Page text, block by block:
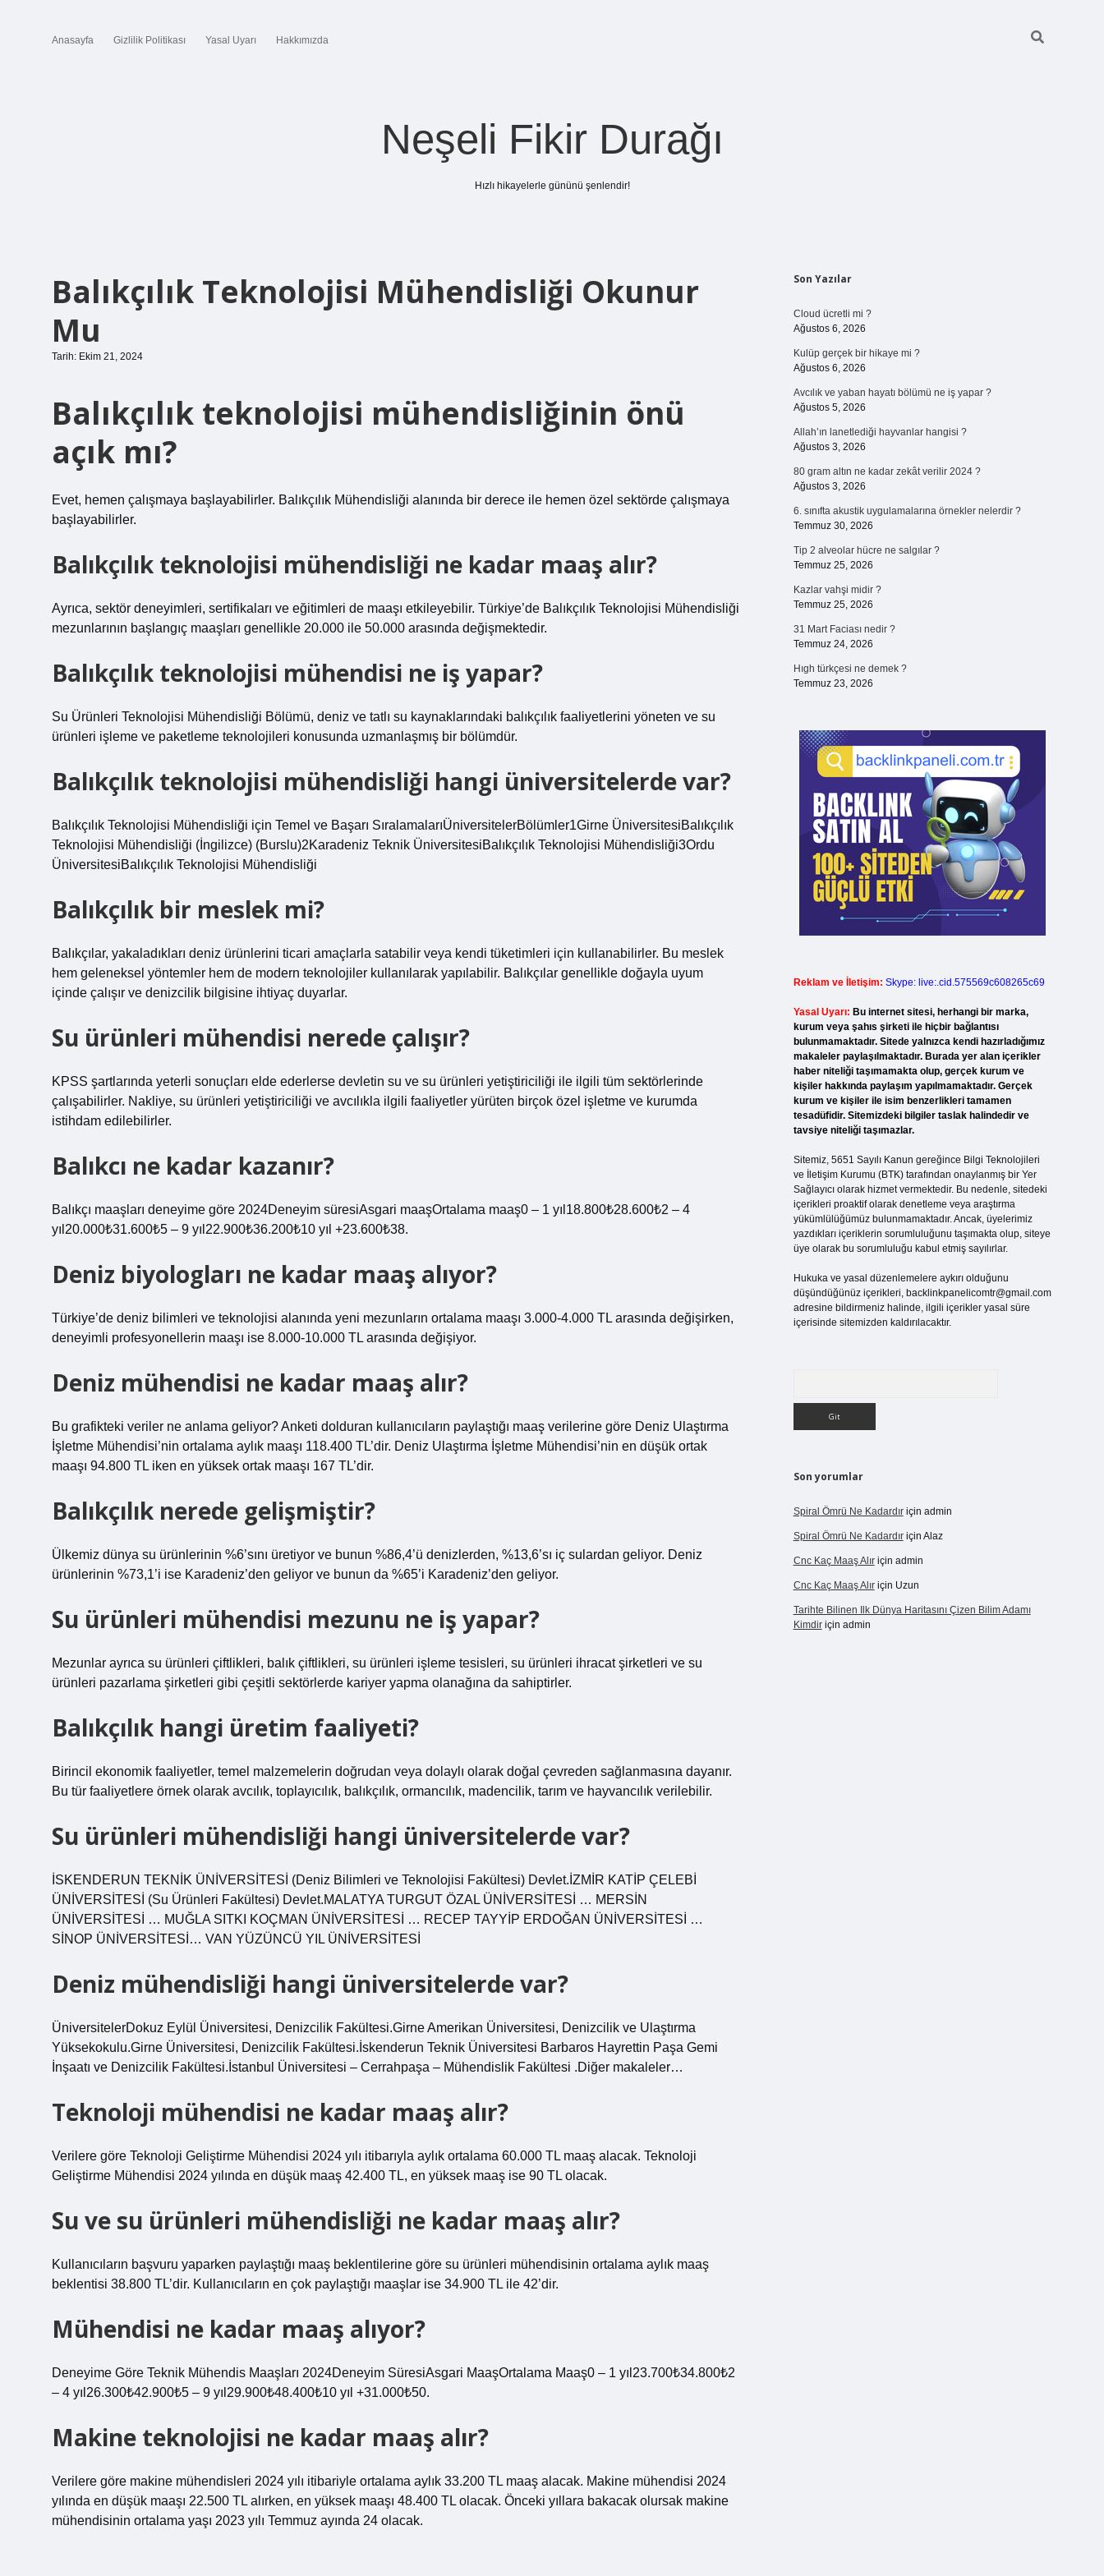
Anasayfa Gizlilik Politikası Yasal Uyarı Hakkımızda
Neşeli Fikir Durağı
Hızlı hikayelerle gününü şenlendir!
Balıkçılık Teknolojisi Mühendisliği Okunur
Mu
Tarih: Ekim 21, 2024
Balıkçılık teknolojisi mühendisliğinin önü
açık mı?
Evet, hemen çalışmaya başlayabilirler. Balıkçılık Mühendisliği alanında bir derece ile hemen özel sektörde çalışmaya
başlayabilirler.
Balıkçılık teknolojisi mühendisliği ne kadar maaş alır?
Ayrıca, sektör deneyimleri, sertifikaları ve eğitimleri de maaşı etkileyebilir. Türkiye’de Balıkçılık Teknolojisi Mühendisliği
mezunlarının başlangıç ​​maaşları genellikle 20.000 ile 50.000 arasında değişmektedir.
Balıkçılık teknolojisi mühendisi ne iş yapar?
Su Ürünleri Teknolojisi Mühendisliği Bölümü, deniz ve tatlı su kaynaklarındaki balıkçılık faaliyetlerini yöneten ve su
ürünleri işleme ve paketleme teknolojileri konusunda uzmanlaşmış bir bölümdür.
Balıkçılık teknolojisi mühendisliği hangi üniversitelerde var?
Balıkçılık Teknolojisi Mühendisliği için Temel ve Başarı SıralamalarıÜniversitelerBölümler1Girne ÜniversitesiBalıkçılık
Teknolojisi Mühendisliği (İngilizce) (Burslu)2Karadeniz Teknik ÜniversitesiBalıkçılık Teknolojisi Mühendisliği3Ordu
ÜniversitesiBalıkçılık Teknolojisi Mühendisliği
Balıkçılık bir meslek mi?
Balıkçılar, yakaladıkları deniz ürünlerini ticari amaçlarla satabilir veya kendi tüketimleri için kullanabilirler. Bu meslek
hem geleneksel yöntemler hem de modern teknolojiler kullanılarak yapılabilir. Balıkçılar genellikle doğayla uyum
içinde çalışır ve denizcilik bilgisine ihtiyaç duyarlar.
Su ürünleri mühendisi nerede çalışır?
KPSS şartlarında yeterli sonuçları elde ederlerse devletin su ve su ürünleri yetiştiriciliği ile ilgili tüm sektörlerinde
çalışabilirler. Nakliye, su ürünleri yetiştiriciliği ve avcılıkla ilgili faaliyetler yürüten birçok özel işletme ve kurumda
istihdam edilebilirler.
Balıkcı ne kadar kazanır?
Balıkçı maaşları deneyime göre 2024Deneyim süresiAsgari maaşOrtalama maaş0 – 1 yıl18.800₺28.600₺2 – 4
yıl20.000₺31.600₺5 – 9 yıl22.900₺36.200₺10 yıl +23.600₺38.
Deniz biyologları ne kadar maaş alıyor?
Türkiye’de deniz bilimleri ve teknolojisi alanında yeni mezunların ortalama maaşı 3.000-4.000 TL arasında değişirken,
deneyimli profesyonellerin maaşı ise 8.000-10.000 TL arasında değişiyor.
Deniz mühendisi ne kadar maaş alır?
Bu grafikteki veriler ne anlama geliyor? Anketi dolduran kullanıcıların paylaştığı maaş verilerine göre Deniz Ulaştırma
İşletme Mühendisi’nin ortalama aylık maaşı 118.400 TL’dir. Deniz Ulaştırma İşletme Mühendisi’nin en düşük ortak
maaşı 94.800 TL iken en yüksek ortak maaşı 167 TL’dir.
Balıkçılık nerede gelişmiştir?
Ülkemiz dünya su ürünlerinin %6’sını üretiyor ve bunun %86,4’ü denizlerden, %13,6’sı iç sulardan geliyor. Deniz
ürünlerinin %73,1’i ise Karadeniz’den geliyor ve bunun da %65’i Karadeniz’den geliyor.
Su ürünleri mühendisi mezunu ne iş yapar?
Mezunlar ayrıca su ürünleri çiftlikleri, balık çiftlikleri, su ürünleri işleme tesisleri, su ürünleri ihracat şirketleri ve su
ürünleri pazarlama şirketleri gibi çeşitli sektörlerde kariyer yapma olanağına da sahiptirler.
Balıkçılık hangi üretim faaliyeti?
Birincil ekonomik faaliyetler, temel malzemelerin doğrudan veya dolaylı olarak doğal çevreden sağlanmasına dayanır.
Bu tür faaliyetlere örnek olarak avcılık, toplayıcılık, balıkçılık, ormancılık, madencilik, tarım ve hayvancılık verilebilir.
Su ürünleri mühendisliği hangi üniversitelerde var?
İSKENDERUN TEKNİK ÜNİVERSİTESİ (Deniz Bilimleri ve Teknolojisi Fakültesi) Devlet.İZMİR KATİP ÇELEBİ
ÜNİVERSİTESİ (Su Ürünleri Fakültesi) Devlet.MALATYA TURGUT ÖZAL ÜNİVERSİTESİ … MERSİN
ÜNİVERSİTESİ … MUĞLA SITKI KOÇMAN ÜNİVERSİTESİ … RECEP TAYYİP ERDOĞAN ÜNİVERSİTESİ …
SİNOP ÜNİVERSİTESİ… VAN YÜZÜNCÜ YIL ÜNİVERSİTESİ
Deniz mühendisliği hangi üniversitelerde var?
ÜniversitelerDokuz Eylül Üniversitesi, Denizcilik Fakültesi.Girne Amerikan Üniversitesi, Denizcilik ve Ulaştırma
Yüksekokulu.Girne Üniversitesi, Denizcilik Fakültesi.İskenderun Teknik Üniversitesi Barbaros Hayrettin Paşa Gemi
İnşaatı ve Denizcilik Fakültesi.İstanbul Üniversitesi – Cerrahpaşa – Mühendislik Fakültesi .Diğer makaleler…
Teknoloji mühendisi ne kadar maaş alır?
Verilere göre Teknoloji Geliştirme Mühendisi 2024 yılı itibarıyla aylık ortalama 60.000 TL maaş alacak. Teknoloji
Geliştirme Mühendisi 2024 yılında en düşük maaş 42.400 TL, en yüksek maaş ise 90 TL olacak.
Su ve su ürünleri mühendisliği ne kadar maaş alır?
Kullanıcıların başvuru yaparken paylaştığı maaş beklentilerine göre su ürünleri mühendisinin ortalama aylık maaş
beklentisi 38.800 TL’dir. Kullanıcıların en çok paylaştığı maaşlar ise 34.900 TL ile 42’dir.
Mühendisi ne kadar maaş alıyor?
Deneyime Göre Teknik Mühendis Maaşları 2024Deneyim SüresiAsgari MaaşOrtalama Maaş0 – 1 yıl23.700₺34.800₺2
– 4 yıl26.300₺42.900₺5 – 9 yıl29.900₺48.400₺10 yıl +31.000₺50.
Makine teknolojisi ne kadar maaş alır?
Verilere göre makine mühendisleri 2024 yılı itibariyle ortalama aylık 33.200 TL maaş alacak. Makine mühendisi 2024
yılında en düşük maaşı 22.500 TL alırken, en yüksek maaşı 48.400 TL olacak. Önceki yıllara bakacak olursak makine
mühendisinin ortalama yaşı 2023 yılı Temmuz ayında 24 olacak.
Sidebar
Son Yazılar
Cloud ücretli mi ?
Ağustos 6, 2026
Kulüp gerçek bir hikaye mi ?
Ağustos 6, 2026
Avcılık ve yaban hayatı bölümü ne iş yapar ?
Ağustos 5, 2026
Allah’ın lanetlediği hayvanlar hangisi ?
Ağustos 3, 2026
80 gram altın ne kadar zekât verilir 2024 ?
Ağustos 3, 2026
6. sınıfta akustik uygulamalarına örnekler nelerdir ?
Temmuz 30, 2026
Tip 2 alveolar hücre ne salgılar ?
Temmuz 25, 2026
Kazlar vahşi midir ?
Temmuz 25, 2026
31 Mart Faciası nedir ?
Temmuz 24, 2026
Hıgh türkçesi ne demek ?
Temmuz 23, 2026
Reklam ve İletişim: Skype: live:.cid.575569c608265c69
Yasal Uyarı: Bu internet sitesi, herhangi bir marka,
kurum veya şahıs şirketi ile hiçbir bağlantısı
bulunmamaktadır. Sitede yalnızca kendi hazırladığımız
makaleler paylaşılmaktadır. Burada yer alan içerikler
haber niteliği taşımamakta olup, gerçek kurum ve
kişiler hakkında paylaşım yapılmamaktadır. Gerçek
kurum ve kişiler ile isim benzerlikleri tamamen
tesadüfidir. Sitemizdeki bilgiler taslak halindedir ve
tavsiye niteliği taşımazlar.
Sitemiz, 5651 Sayılı Kanun gereğince Bilgi Teknolojileri
ve İletişim Kurumu (BTK) tarafından onaylanmış bir Yer
Sağlayıcı olarak hizmet vermektedir. Bu nedenle, sitedeki
içerikleri proaktif olarak denetleme veya araştırma
yükümlülüğümüz bulunmamaktadır. Ancak, üyelerimiz
yazdıkları içeriklerin sorumluluğunu taşımakta olup, siteye
üye olarak bu sorumluluğu kabul etmiş sayılırlar.
Hukuka ve yasal düzenlemelere aykırı olduğunu
düşündüğünüz içerikleri, backlinkpanelicomtr@gmail.com
adresine bildirmeniz halinde, ilgili içerikler yasal süre
içerisinde sitemizden kaldırılacaktır.
Son yorumlar
Spiral Ömrü Ne Kadardıriçin admin
Spiral Ömrü Ne Kadardıriçin Alaz
Cnc Kaç Maaş Alıriçin admin
Cnc Kaç Maaş Alıriçin Uzun
Tarihte Bilinen Ilk Dünya Haritasını Çizen Bilim Adamı
Kimdiriçin admin